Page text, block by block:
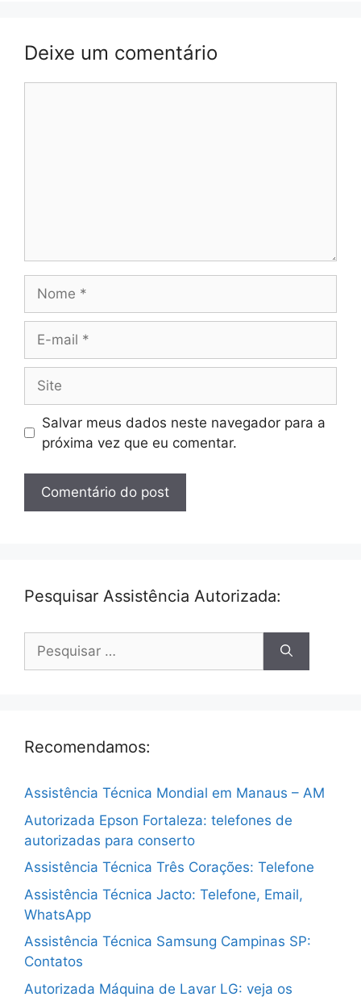
Deixe um comentário
mail
Salvar meus dados neste navegador para a
próxima vez que eu comentar.
Pesquisar Assistência Autorizada:
Pesquisar
Recomendamos:
Assistência Técnica Mondial em Manaus – AM
Autorizada Epson Fortaleza: telefones de
autorizadas para conserto
Assistência Técnica Três Corações: Telefone
Assistência Técnica Jacto: Telefone, Email,
WhatsApp
Assistência Técnica Samsung Campinas SP:
Contatos
Autorizada Máquina de Lavar LG: veja os